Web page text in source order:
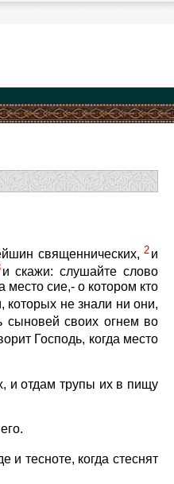
священнических, 2 и
и скажи: слушайте слово
сие,- о котором кто
которых не знали ни они,
сыновей своих огнем во
Господь, когда место
и отдам трупы их в пищу
тесноте, когда стеснят